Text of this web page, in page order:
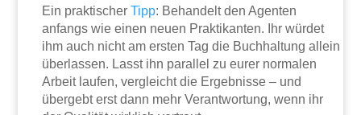
Ein praktischerTipp: Behandelt den Agenten
anfangs wie einen neuen Praktikanten. Ihr würdet
ihm auch nicht am ersten Tag die Buchhaltung allein
überlassen. Lasst ihn parallel zu eurer normalen
Arbeit laufen, vergleicht die Ergebnisse – und
übergebt erst dann mehr Verantwortung, wenn ihr